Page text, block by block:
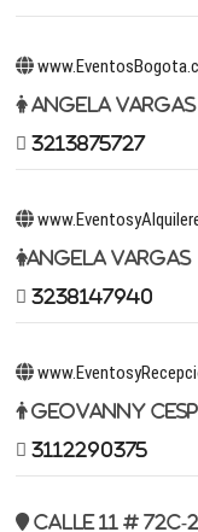
Angela Vargas
3213875727
Angela Vargas
3238147940
Geovanny
3112290375
Calle 11 #